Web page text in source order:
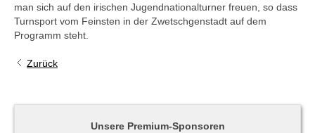
man sich auf den irischen Jugendnationalturner freuen, so dass
Turnsport vom Feinsten in der Zwetschgenstadt auf dem
Programm steht.
Zurück
Unsere Premium-Sponsoren